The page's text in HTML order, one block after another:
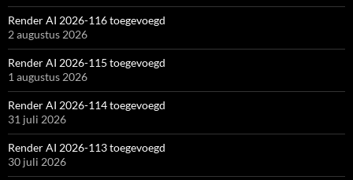
Render AI 2026-116 toegevoegd
2 augustus 2026
Render AI 2026-115 toegevoegd
1 augustus 2026
Render AI 2026-114 toegevoegd
31 juli 2026
Render AI 2026-113 toegevoegd
30 juli 2026